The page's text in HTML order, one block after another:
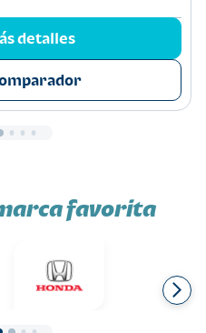
detalles
favorita